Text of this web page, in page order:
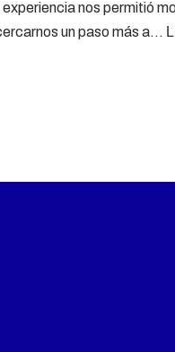
nos permitió
un paso más a…